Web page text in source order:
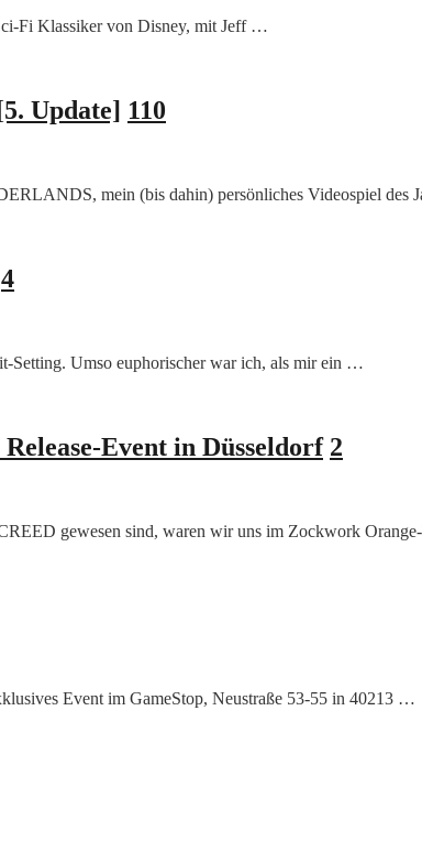
Fi Klassiker von Disney, mit Jeff …
Update] 110
mein (bis dahin) persönliches Videospiel des
4
Setting. Umso euphorischer war ich, als mir ein …
Event in Düsseldorf 2
gewesen sind, waren wir uns im Zockwork
Event im GameStop, Neustraße 53-55 in 40213 …